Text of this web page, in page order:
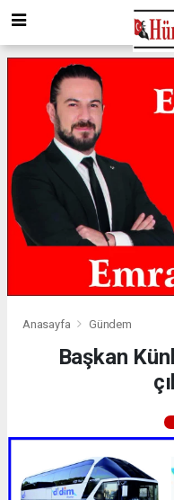
Anasayfa Gündem
Başkan